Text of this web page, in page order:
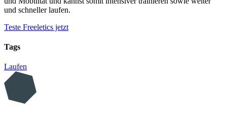
und schneller laufen.
Teste Freeletics jetzt
Tags
Laufen